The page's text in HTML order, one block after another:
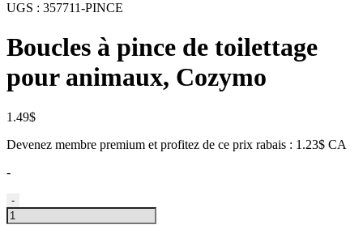
UGS : 357711-PINCE
Boucles à pince de toilettage
pour animaux, Cozymo
1.49$
Devenez membre premium et profitez de ce prix rabais : 1.23$ CA
-
quantité
de
-